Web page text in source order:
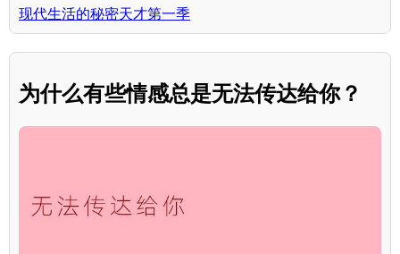
现代生活的秘密天才第一季
为什么有些情感总是无法传达给你？